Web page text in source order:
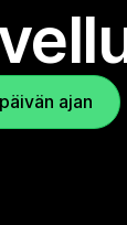
ajan